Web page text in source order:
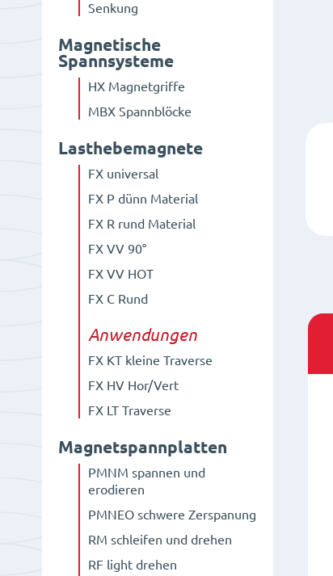
Senkung
Magnetische
Spannsysteme
HX Magnetgriffe
MBX Spannblöcke
Lasthebemagnete
FX universal
FX P dünn Material
FX R rund Material
FX VV 90°
FX VV HOT
FX C Rund
Anwendungen
FX KT kleine Traverse
FX HV Hor/Vert
FX LT Traverse
Magnetspannplatten
PMNM spannen und
erodieren
PMNEO schwere Zerspanung
RM schleifen und drehen
RF light drehen